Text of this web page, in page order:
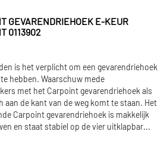
GEVARENDRIEHOEK E-KEUR
0113902
is het verplicht om een gevarendriehoek
hebben. Waarschuw mede
met het Carpoint gevarendriehoek als
aan de kant van de weg komt te staan. Het
Carpoint gevarendriehoek is makkelijk
en staat stabiel op de vier uitklapbar...